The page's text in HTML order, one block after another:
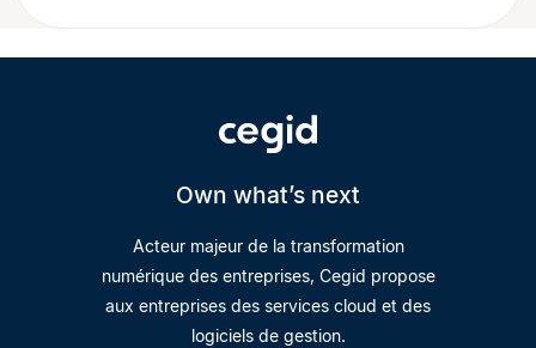
Own what’s next
Acteur majeur de la transformation
numérique des entreprises, Cegid propose
aux entreprises des services cloud et des
logiciels de gestion.